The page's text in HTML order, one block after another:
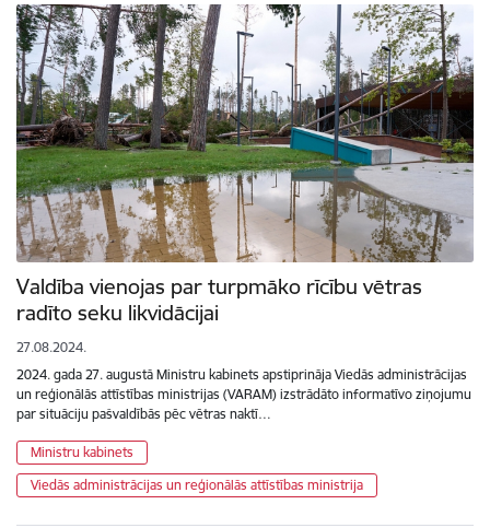
Valdība vienojas par turpmāko rīcību vētras
radīto seku likvidācijai
27.08.2024.
2024. gada 27. augustā Ministru kabinets apstiprināja Viedās administrācijas
un reģionālās attīstības ministrijas (VARAM) izstrādāto informatīvo ziņojumu
par situāciju pašvaldībās pēc vētras naktī…
Ministru kabinets
Viedās administrācijas un reģionālās attīstības ministrija